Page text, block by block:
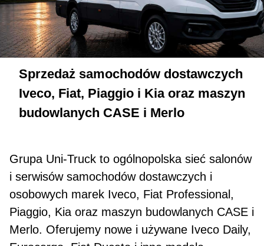
Sprzedaż samochodów dostawczych
Iveco, Fiat, Piaggio i Kia oraz maszyn
budowlanych CASE i Merlo
Grupa Uni‑Truck to ogólnopolska sieć salonów
i serwisów samochodów dostawczych i
osobowych marek Iveco, Fiat Professional,
Piaggio, Kia oraz maszyn budowlanych CASE i
Merlo. Oferujemy nowe i używane Iveco Daily,